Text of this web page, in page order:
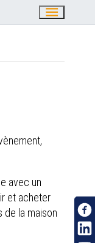
menu
avec un
et acheter
de la maison